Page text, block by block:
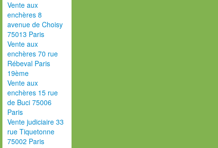
Vente aux
enchères 8
avenue de Choisy
75013 Paris
Vente aux
enchères 70 rue
Rébeval Paris
19ème
Vente aux
enchères 15 rue
de Buci 75006
Paris
Vente judiciaire 33
rue Tiquetonne
75002 Paris